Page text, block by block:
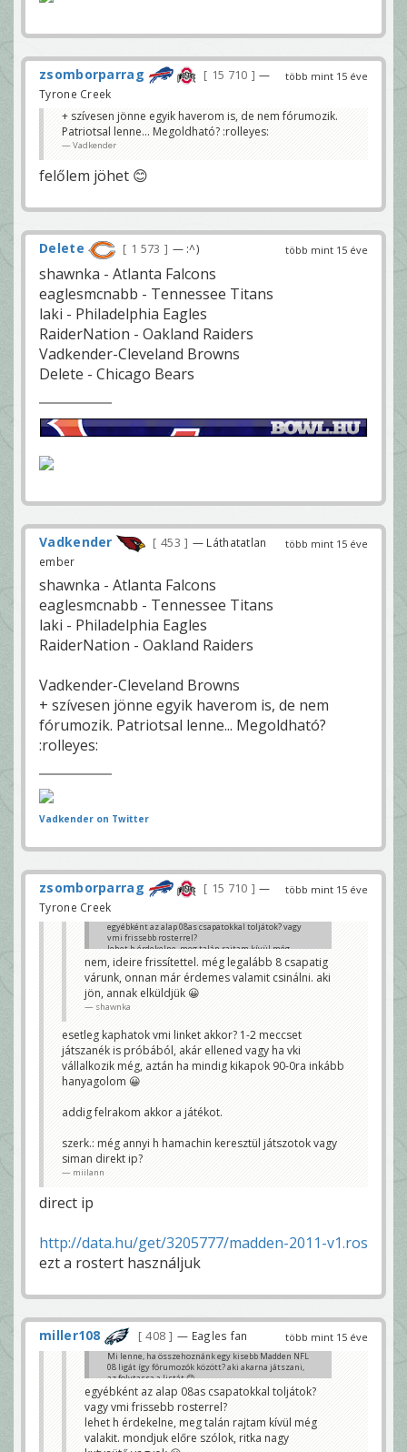
több mint 15 éve
zsomborparrag 15 710
—
Tyrone Creek
+ szívesen jönne egyik haverom is, de nem fórumozik.
Patriotsal lenne... Megoldható? :rolleyes:
Vadkender
felőlem jöhet 😊
több mint 15 éve
Delete 1 573 — :^)
shawnka - Atlanta Falcons
eaglesmcnabb - Tennessee Titans
laki - Philadelphia Eagles
RaiderNation - Oakland Raiders
Vadkender-Cleveland Browns
Delete - Chicago Bears
több mint 15 éve
Vadkender 453
— Láthatatlan
ember
shawnka - Atlanta Falcons
eaglesmcnabb - Tennessee Titans
laki - Philadelphia Eagles
RaiderNation - Oakland Raiders
Vadkender-Cleveland Browns
+ szívesen jönne egyik haverom is, de nem
fórumozik. Patriotsal lenne... Megoldható?
:rolleyes:
Vadkender on Twitter
több mint 15 éve
zsomborparrag 15 710
—
Tyrone Creek
egyébként az alap 08as csapatokkal toljátok? vagy
vmi frissebb rosterrel?
lehet h érdekelne, meg talán rajtam kívül még
valakit. mondjuk előre szólok, ritka nagy kutyaütő
vagyok 😀
miilann
nem, ideire frissítettel. még legalább 8 csapatig
várunk, onnan már érdemes valamit csinálni. aki
jön, annak elküldjük 😀
shawnka
esetleg kaphatok vmi linket akkor? 1-2 meccset
játszanék is próbából, akár ellened vagy ha vki
vállalkozik még, aztán ha mindig kikapok 90-0ra inkább
hanyagolom 😀
addig felrakom akkor a játékot.
szerk.: még annyi h hamachin keresztül játszotok vagy
siman direkt ip?
miilann
direct ip
http://data.hu/get/3205777/madden-2011-v1.ros
ezt a rostert használjuk
több mint 15 éve
miller108 408 — Eagles fan
Mi lenne, ha összehoznánk egy kisebb Madden NFL
08 ligát így fórumozók között? aki akarna játszani,
az folytassa a listát 😊
shawnka - Atlanta Falcons
shawnka
egyébként az alap 08as csapatokkal toljátok?
vagy vmi frissebb rosterrel?
lehet h érdekelne, meg talán rajtam kívül még
valakit. mondjuk előre szólok, ritka nagy